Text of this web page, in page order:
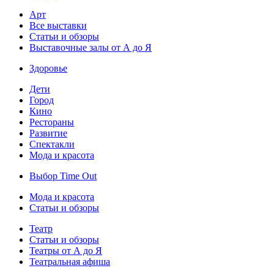
Арт
Все выставки
Статьи и обзоры
Выставочные залы от А до Я
Здоровье
Дети
Город
Кино
Рестораны
Развитие
Спектакли
Мода и красота
Выбор Time Out
Мода и красота
Статьи и обзоры
Театр
Статьи и обзоры
Театры от А до Я
Театральная афиша